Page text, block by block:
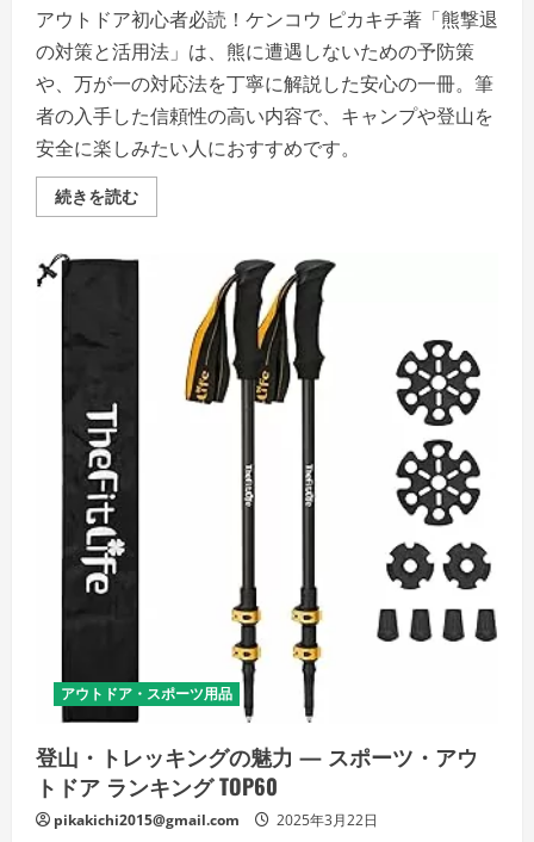
に
失
敗
し
な
い
の
詳
細
を
ご
覧
く
い
アウトドア初心者必読！ケンコウ ピカキチ著「熊撃退
の対策と活用法」は、熊に遭遇しないための予防策
や、万が一の対応法を丁寧に解説した安心の一冊。筆
者の入手した信頼性の高い内容で、キャンプや登山を
安全に楽しみたい人におすすめです。
続きを読む熊
撃
効
の
詳
細
を
覧
く
だ
さ
い
アウトドア・スポーツ用品
登山・トレッキングの魅力 — スポーツ・アウ
トドア ランキング TOP60
pikakichi2015@gmail.com 2025年3月22日